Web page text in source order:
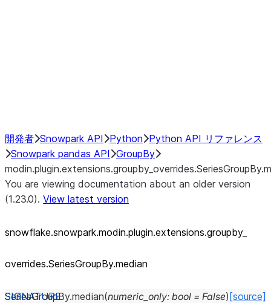
開発者 Snowpark API Python Python API リファレンス
Snowpark pandas API GroupBy
You are viewing documentation about an older version
(1.23.0). View latest version
snowflake.snowpark.modin.plugin.extensions.groupby_
overrides.SeriesGroupBy.median
SeriesGroupBy.median(numeric_only: bool = False) [source]